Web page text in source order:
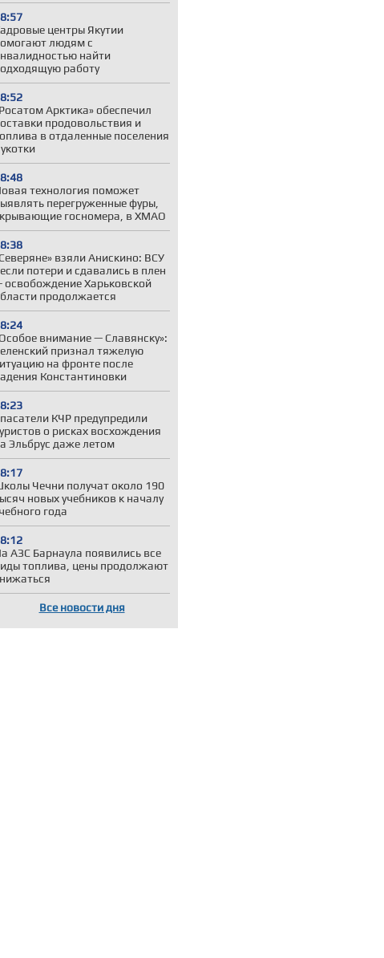
центры Якутии
людям с
найти
работу
Арктика» обеспечил
продовольствия и
в отдаленные поселения
технология поможет
перегруженные фуры,
госномера, в ХМАО
взяли Анискино: ВСУ
потери и сдавались в плен
освобождение Харьковской
продолжается
внимание — Славянску»:
признал тяжелую
на фронте после
Константиновки
КЧР предупредили
о рисках восхождения
Эльбрус даже летом
Чечни получат около 190
новых учебников к началу
года
АЗС Барнаула появились все
топлива, цены продолжают
Все новости дня